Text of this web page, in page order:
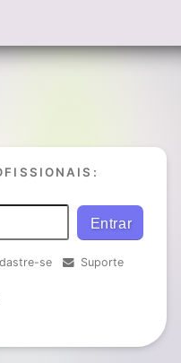
se Suporte